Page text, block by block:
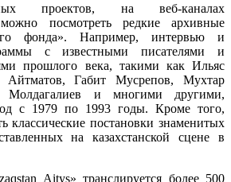
проектов, на веб-каналах
можно посмотреть редкие архивные
фонда». Например, интервью и
с известными писателями и
прошлого века, такими как Ильяс
Айтматов, Габит Мусрепов, Мухтар
Молдагалиев и многими другими,
с 1979 по 1993 годы. Кроме того,
классические постановки знаменитых
на казахстанской сцене в
Aitys» транслируется более 500